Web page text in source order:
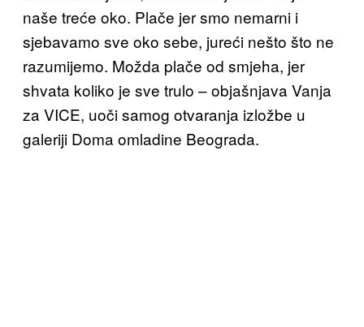
naše treće oko. Plače jer smo nemarni i
sjebavamo sve oko sebe, jureći nešto što ne
razumijemo. Možda plače od smjeha, jer
shvata koliko je sve trulo – objašnjava Vanja
za VICE, uoči samog otvaranja izložbe u
galeriji Doma omladine Beograda.